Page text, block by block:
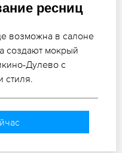
ресниц
возможна в салоне
создают мокрый
Дулево с
стиля.